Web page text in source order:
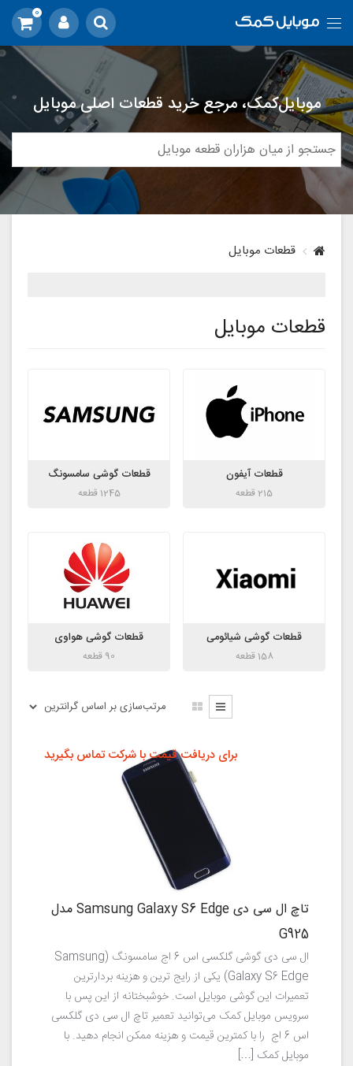
0
موبایل‌کمک، مرجع خرید قطعات اصلی موبایل
قطعات موبایل
قطعات موبایل
قطعات آیفون
215 قطعه
قطعات گوشی سامسونگ
1245 قطعه
قطعات گوشی شیائومی
158 قطعه
قطعات گوشی هواوی
90 قطعه
تاچ ال سی دی Samsung Galaxy S6 Edge مدل
G925
ال سی دی گوشی گلکسی اس 6 اج سامسونگ (Samsung
Galaxy S6 Edge) یکی از رایج ترین و هزینه بردارترین
تعمیرات این گوشی موبایل است. خوشبختانه از این پس با
سرویس موبایل کمک می‌توانید تعمیر تاچ ال سی دی گلکسی
اس 6 اج را با کمترین قیمت و هزینه ممکن انجام دهید. با
موبایل کمک […]
برای دریافت قیمت با شرکت تماس بگیرید